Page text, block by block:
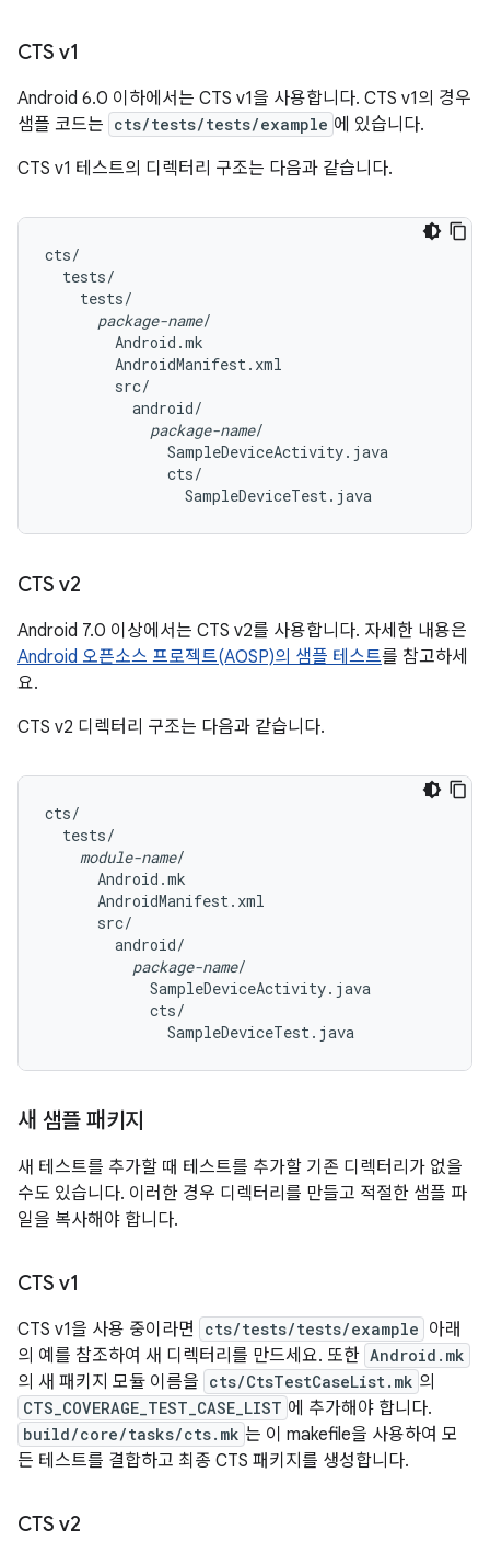
CTS v1
Android 6.0 이하에서는 CTS v1을 사용합니다. CTS v1의 경우
샘플 코드는 cts/tests/tests/example 에 있습니다.
CTS v1 테스트의 디렉터리 구조는 다음과 같습니다.
cts/
  tests/
    tests/
package-name/
        Android.mk
        AndroidManifest.xml
        src/
          android/
package-name/
              SampleDeviceActivity.java
              cts/
CTS v2
Android 7.0 이상에서는 CTS v2를 사용합니다. 자세한 내용은
Android 오픈소스 프로젝트(AOSP)의 샘플 테스트를 참고하세
요.
CTS v2 디렉터리 구조는 다음과 같습니다.
cts/
  tests/
module-name/
      Android.mk
      AndroidManifest.xml
      src/
        android/
package-name/
            SampleDeviceActivity.java
            cts/
새 샘플 패키지
새 테스트를 추가할 때 테스트를 추가할 기존 디렉터리가 없을
수도 있습니다. 이러한 경우 디렉터리를 만들고 적절한 샘플 파
일을 복사해야 합니다.
CTS v1
CTS v1을 사용 중이라면 cts/tests/tests/example 아래
의 예를 참조하여 새 디렉터리를 만드세요. 또한 Android.mk
의 새 패키지 모듈 이름을 cts/CtsTestCaseList.mk 의
CTS_COVERAGE_TEST_CASE_LIST 에 추가해야 합니다.
build/core/tasks/cts.mk 는 이 makefile을 사용하여 모
든 테스트를 결합하고 최종 CTS 패키지를 생성합니다.
CTS v2